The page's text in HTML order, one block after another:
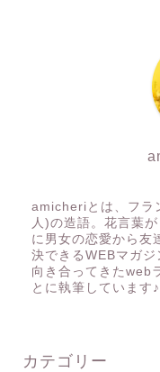
amicheriとは、フラ
人)の造語。花言葉
に男女の恋愛から友
決できるWEBマガ
向き合ってきたweb
とに執筆しています♪
カテゴリー